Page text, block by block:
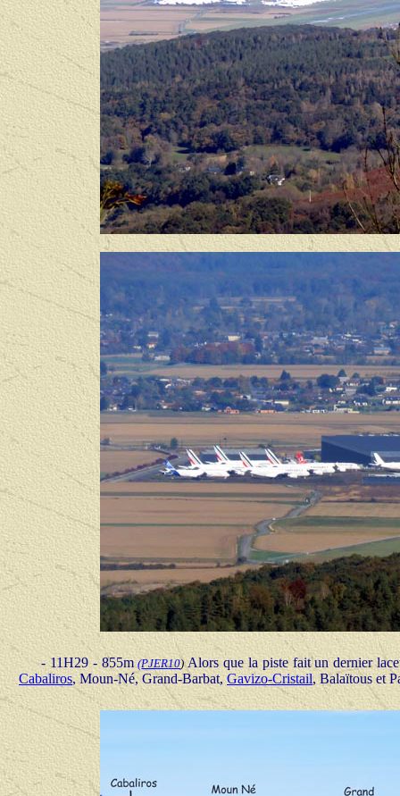
- 11H29 - 855m(PJER10)Alors que la piste fait un dernier
Cabaliros, Moun-Né, Grand-Barbat,Gavizo-Cristail, Balaïtous et